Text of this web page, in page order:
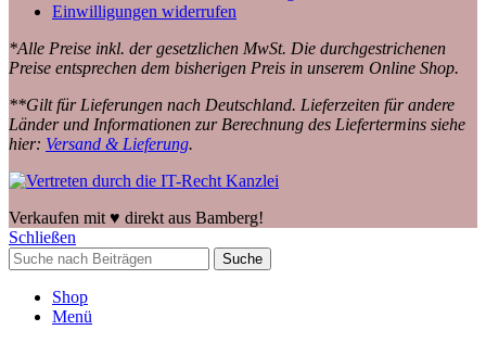
Einwilligungen widerrufen
*Alle Preise inkl. der gesetzlichen MwSt. Die durchgestrichenen
Preise entsprechen dem bisherigen Preis in unserem Online Shop.
**Gilt für Lieferungen nach Deutschland. Lieferzeiten für andere
Länder und Informationen zur Berechnung des Liefertermins siehe
hier: Versand & Lieferung.
Verkaufen mit ♥️ direkt aus Bamberg!
Schließen
Suche
Shop
Menü